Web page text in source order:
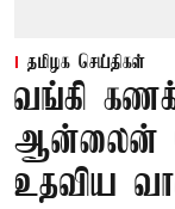
தமிழக செய்திகள்
வங்கி
ஆன்லைன்
உதவிய